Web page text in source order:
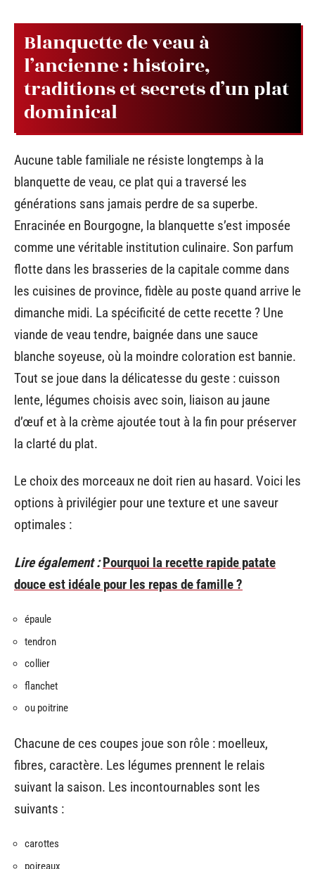
Blanquette de veau à
l’ancienne : histoire,
traditions et secrets d’un plat
dominical
Aucune table familiale ne résiste longtemps à la
blanquette de veau, ce plat qui a traversé les
générations sans jamais perdre de sa superbe.
Enracinée en Bourgogne, la blanquette s’est imposée
comme une véritable institution culinaire. Son parfum
flotte dans les brasseries de la capitale comme dans
les cuisines de province, fidèle au poste quand arrive le
dimanche midi. La spécificité de cette recette ? Une
viande de veau tendre, baignée dans une sauce
blanche soyeuse, où la moindre coloration est bannie.
Tout se joue dans la délicatesse du geste : cuisson
lente, légumes choisis avec soin, liaison au jaune
d’œuf et à la crème ajoutée tout à la fin pour préserver
la clarté du plat.
Le choix des morceaux ne doit rien au hasard. Voici les
options à privilégier pour une texture et une saveur
optimales :
Lire également : Pourquoi la recette rapide patate
douce est idéale pour les repas de famille ?
épaule
tendron
collier
flanchet
ou poitrine
Chacune de ces coupes joue son rôle : moelleux,
fibres, caractère. Les légumes prennent le relais
suivant la saison. Les incontournables sont les
suivants :
carottes
poireaux